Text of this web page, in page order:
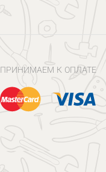
ПРИНИМАЕМ К ОПЛАТЕ